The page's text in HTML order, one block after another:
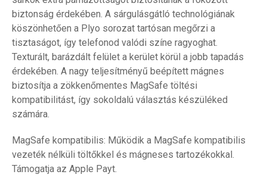
biztonság érdekében. A sárgulásgátló technológiának
köszönhetően a Plyo sorozat tartósan megőrzi a
tisztaságot, így telefonod valódi színe ragyoghat.
Texturált, barázdált felület a kerület körül a jobb tapadás
érdekében. A nagy teljesítményű beépített mágnes
biztosítja a zökkenőmentes MagSafe töltési
kompatibilitást, így sokoldalú választás készüléked
számára.
MagSafe kompatibilis: Működik a MagSafe kompatibilis
vezeték nélküli töltőkkel és mágneses tartozékokkal.
Támogatja az Apple Payt.